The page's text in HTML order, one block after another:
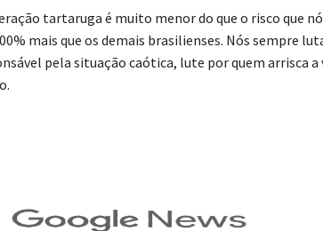
tartaruga é muito menor do que o risco que
mais que os demais brasilienses. Nós sempre
pela situação caótica, lute por quem arrisca a